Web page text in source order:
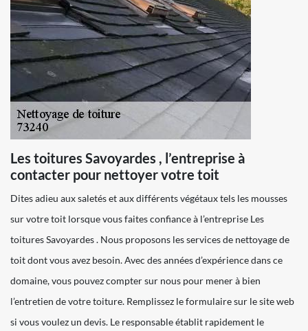
Les toitures Savoyardes , l’entreprise à
contacter pour nettoyer votre toit
Dites adieu aux saletés et aux différents végétaux tels les mousses
sur votre toit lorsque vous faites confiance à l’entreprise Les
toitures Savoyardes . Nous proposons les services de nettoyage de
toit dont vous avez besoin. Avec des années d’expérience dans ce
domaine, vous pouvez compter sur nous pour mener à bien
l’entretien de votre toiture. Remplissez le formulaire sur le site web
si vous voulez un devis. Le responsable établit rapidement le